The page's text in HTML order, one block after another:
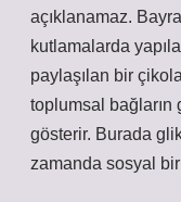
açıklanamaz.
kutlamalarda
paylaşılan bir
toplumsal bağların
gösterir. Burada
zamanda sosyal bir